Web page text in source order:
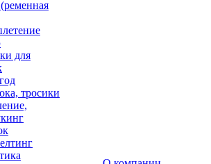
для
тросики